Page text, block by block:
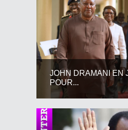
JOHN DRAMANI EN
POUR...